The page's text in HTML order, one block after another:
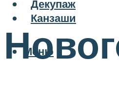
Декупаж
Канзаши
Меню